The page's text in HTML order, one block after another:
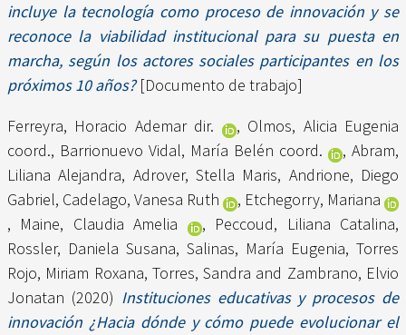
incluye la tecnología como proceso de innovación y se
reconoce la viabilidad institucional para su puesta en
marcha, según los actores sociales participantes en los
próximos 10 años?[Documento de trabajo]
Ferreyra, Horacio Ademar dir.
, Olmos, Alicia Eugenia
coord., Barrionuevo Vidal, María Belén coord. , Abram,
Liliana Alejandra, Adrover, Stella Maris, Andrione, Diego
Gabriel, Cadelago, Vanesa Ruth , Etchegorry, Mariana
, Maine, Claudia Amelia , Peccoud, Liliana Catalina,
Rossler, Daniela Susana, Salinas, María Eugenia, Torres
Rojo, Miriam Roxana, Torres, Sandra and Zambrano, Elvio
Jonatan (2020) Instituciones educativas y procesos de
innovación ¿Hacia dónde y cómo puede evolucionar el